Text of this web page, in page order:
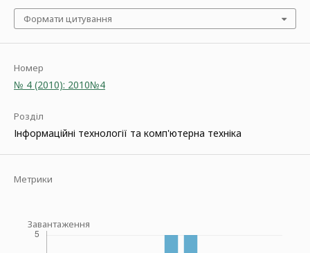
Формати цитування
Номер
№ 4 (2010): 2010№4
Розділ
Інформаційні технології та комп'ютерна техніка
Метрики
Завантаження